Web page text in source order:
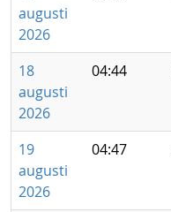
augusti
2026
18
augusti
2026
04:44
19
augusti
2026
04:47